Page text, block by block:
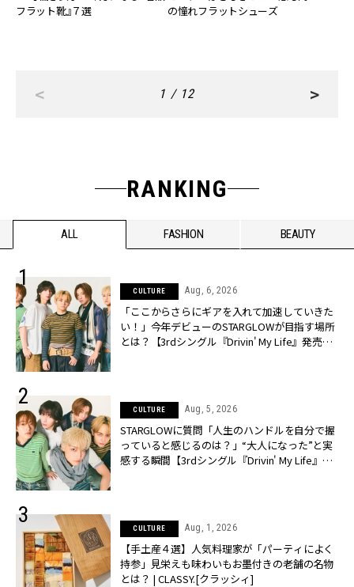
フラット靴』７選
の憧れフラットシューズ
< 1 / 12 >
RANKING
ALL FASHION BEAUTY
CULTURE Aug, 6, 2026
「ここからさらにギアを入れて加速していきた
い！」今年デビューのSTARGLOWが目指す場所
とは？【3rdシングル『Drivin' My Life』発売】 |
CULTURE Aug, 5, 2026
STARGLOWに質問「人生のハンドルを自分で握
っていると感じるのは？」“大️人になった”と実
感する瞬間【3rdシングル『Drivin' My Life』発
CULTURE Aug, 1, 2026
【手土産４選】人気料理家が「パーティによく
持参」見栄えも味わいもお墨付きの老舗の名物
とは？ | CLASSY.[クラッシィ]